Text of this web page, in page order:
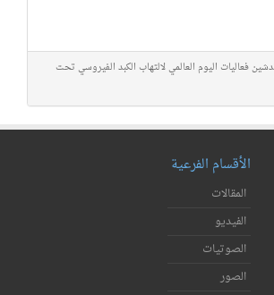
فعاليات اليوم العالمي لالتهاب الكبد الفيروسي تحت
الأقسام الفرعية
المقالات
الفيديو
الصوتيات
الصور